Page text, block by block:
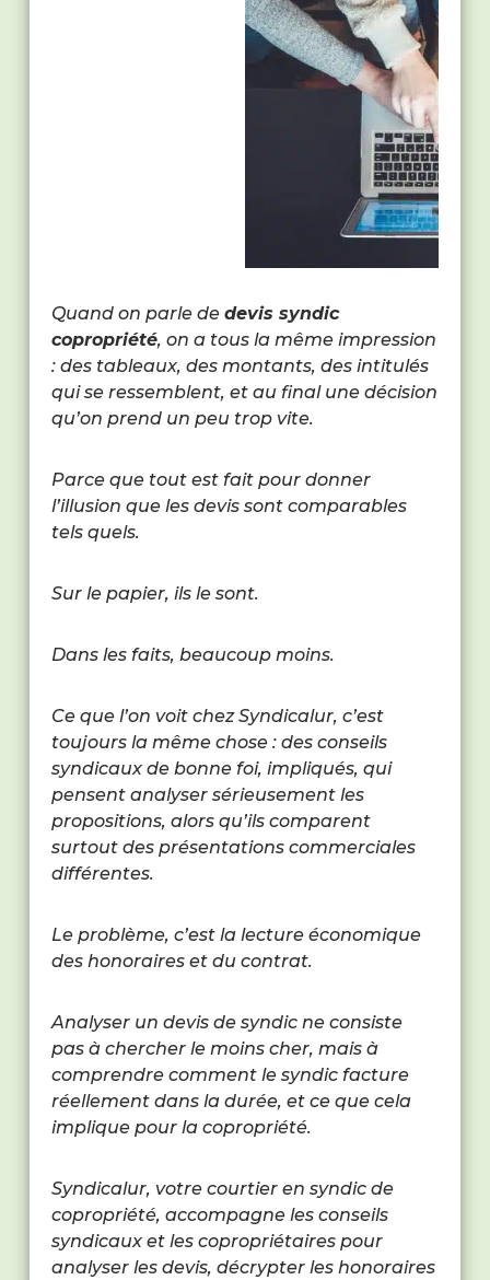
Quand on parle de devis syndic
copropriété, on a tous la même impression
: des tableaux, des montants, des intitulés
qui se ressemblent, et au final une décision
qu’on prend un peu trop vite.
Parce que tout est fait pour donner
l’illusion que les devis sont comparables
tels quels.
Sur le papier, ils le sont.
Dans les faits, beaucoup moins.
Ce que l’on voit chez Syndicalur, c’est
toujours la même chose : des conseils
syndicaux de bonne foi, impliqués, qui
pensent analyser sérieusement les
propositions, alors qu’ils comparent
surtout des présentations commerciales
différentes.
Le problème, c’est la lecture économique
des honoraires et du contrat.
Analyser un devis de syndic ne consiste
pas à chercher le moins cher, mais à
comprendre comment le syndic facture
réellement dans la durée, et ce que cela
implique pour la copropriété.
Syndicalur, votre courtier en syndic de
copropriété, accompagne les conseils
syndicaux et les copropriétaires pour
analyser les devis, décrypter les honoraires